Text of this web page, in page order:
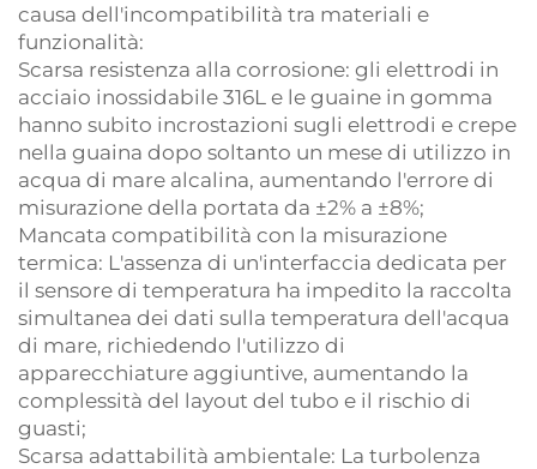
causa dell'incompatibilità tra materiali e
funzionalità:
Scarsa resistenza alla corrosione: gli elettrodi in
acciaio inossidabile 316L e le guaine in gomma
hanno subito incrostazioni sugli elettrodi e crepe
nella guaina dopo soltanto un mese di utilizzo in
acqua di mare alcalina, aumentando l'errore di
misurazione della portata da ±2% a ±8%;
Mancata compatibilità con la misurazione
termica: L'assenza di un'interfaccia dedicata per
il sensore di temperatura ha impedito la raccolta
simultanea dei dati sulla temperatura dell'acqua
di mare, richiedendo l'utilizzo di
apparecchiature aggiuntive, aumentando la
complessità del layout del tubo e il rischio di
guasti;
Scarsa adattabilità ambientale: La turbolenza